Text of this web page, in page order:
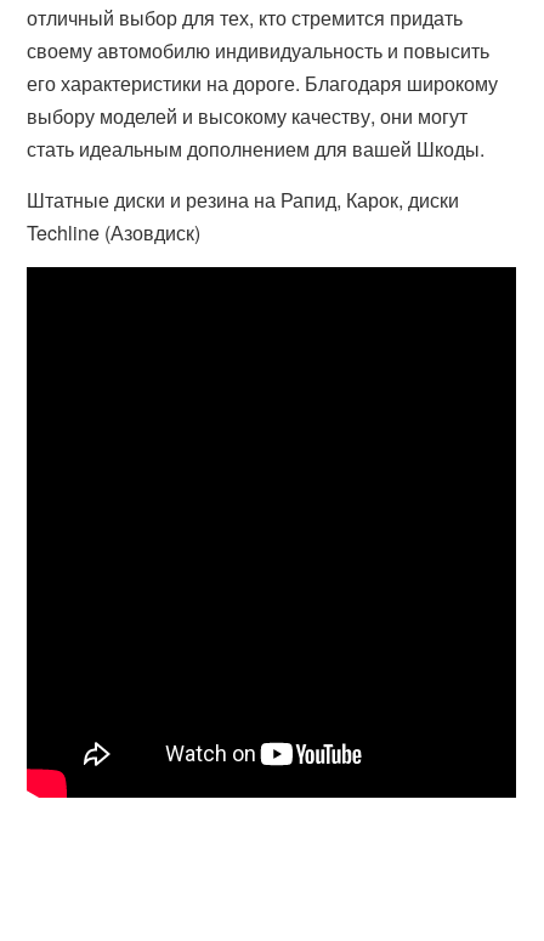
отличный выбор для тех, кто стремится придать
своему автомобилю индивидуальность и повысить
его характеристики на дороге. Благодаря широкому
выбору моделей и высокому качеству, они могут
стать идеальным дополнением для вашей Шкоды.
Штатные диски и резина на Рапид, Карок, диски
Techline (Азовдиск)